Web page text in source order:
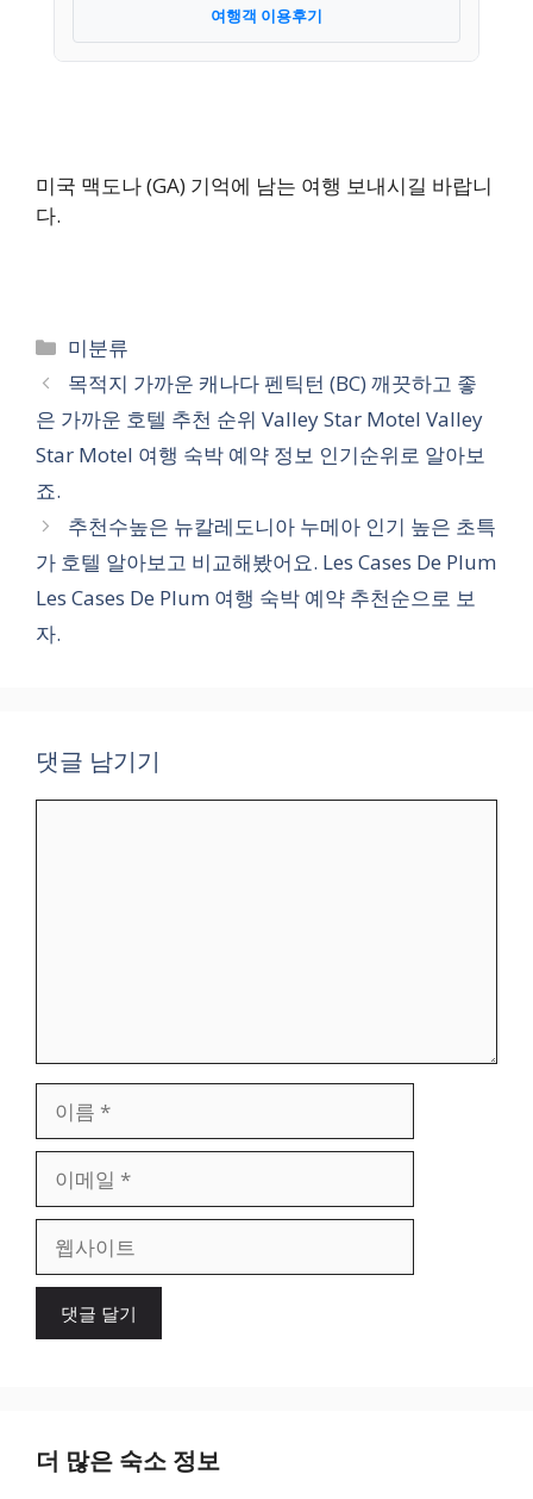
여행객 이용후기
미국 맥도나 (GA) 기억에 남는 여행 보내시길 바랍니
다.
카
테
고
리
미분류
목적지 가까운 캐나다 펜틱턴 (BC) 깨끗하고 좋
은 가까운 호텔 추천 순위 Valley Star Motel Valley
Star Motel 여행 숙박 예약 정보 인기순위로 알아보
죠.
추천수높은 뉴칼레도니아 누메아 인기 높은 초특
가 호텔 알아보고 비교해봤어요. Les Cases De Plum
Les Cases De Plum 여행 숙박 예약 추천순으로 보
자.
댓글 남기기
일
이
더 많은 숙소 정보